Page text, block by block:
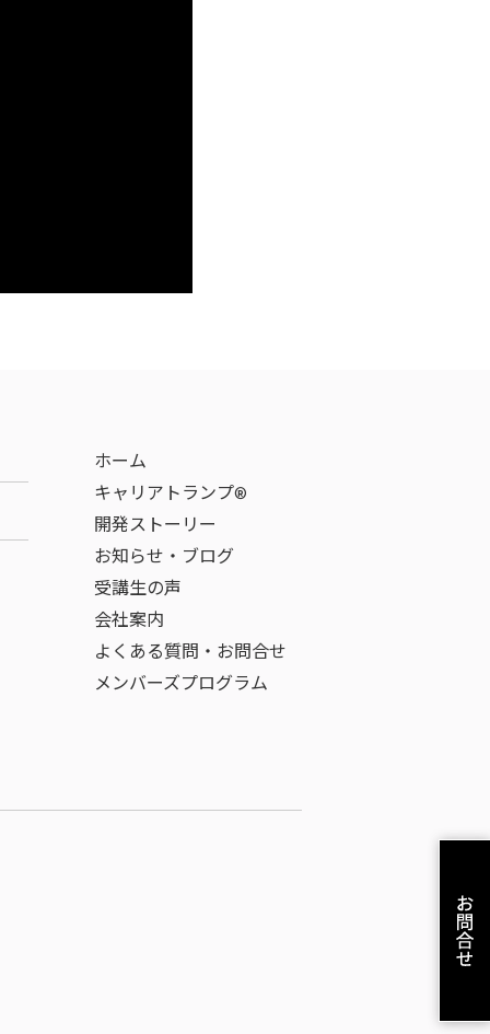
ホーム
キャリアトランプ®
開発ストーリー
お知らせ・ブログ
受講生の声
会社案内
よくある質問・お問合せ
メンバーズプログラム